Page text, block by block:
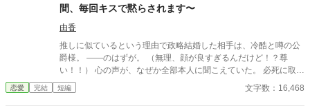
間、毎回キスで黙らされます〜
由香
推しに似ているという理由で政略結婚した相手は、冷酷と噂の公
爵様。 ――のはずが。 （無理、顔が良すぎるんだけど！？尊
い！！） 心の声が、なぜか全部本人に聞こえていた。 必死に取り
繕うも時すでに遅し。 暴走する脳内実況を止めるたび、旦那様は
なぜか――キスしてくる。 「黙らせるのにちょうどいい」 いや全
恋愛 完結 短編 文字数：16,468